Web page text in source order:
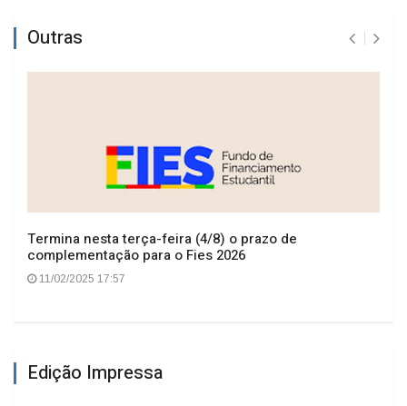
Outras
Termina nesta terça-feira (4/8) o prazo de
complementação para o Fies 2026
11/02/2025 17:57
Edição Impressa